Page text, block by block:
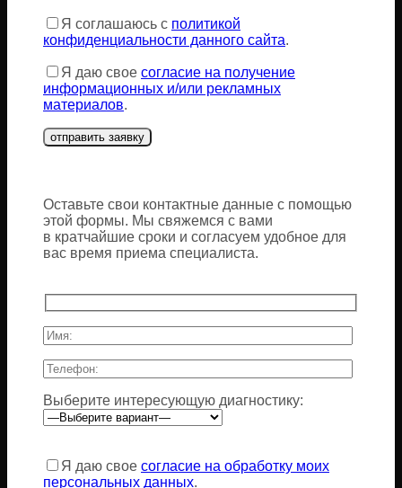
Я соглашаюсь с политикой
конфиденциальности данного сайта.
Я даю свое согласие на получение
информационных и/или рекламных
материалов.
Оставьте свои контактные данные с помощью
этой формы. Мы свяжемся с вами
в кратчайшие сроки и согласуем удобное для
вас время приема специалиста.
Выберите интересующую диагностику:
это
поле
Я даю свое согласие на обработку моих
персональных данных.